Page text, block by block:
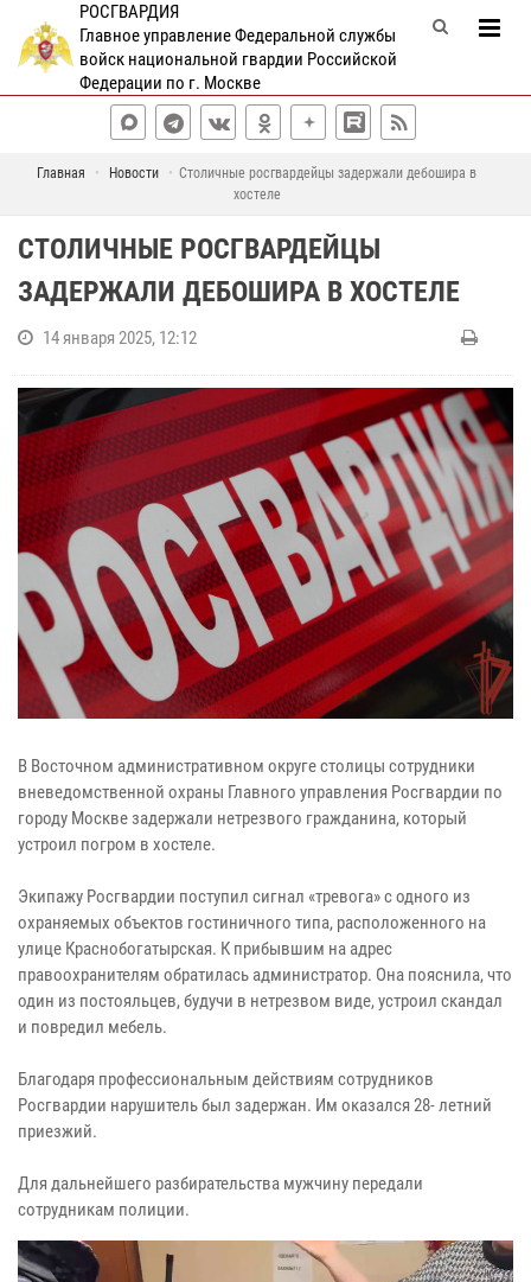
РОСГВАРДИЯ
Главное управление Федеральной службы
войск национальной гвардии Российской
Федерации по г. Москве
Главная Новости
Столичные росгвардейцы задержали дебошира в
хостеле
СТОЛИЧНЫЕ РОСГВАРДЕЙЦЫ
ЗАДЕРЖАЛИ ДЕБОШИРА В ХОСТЕЛЕ
14 января 2025, 12:12
В Восточном административном округе столицы сотрудники
вневедомственной охраны Главного управления Росгвардии по
городу Москве задержали нетрезвого гражданина, который
устроил погром в хостеле.
Экипажу Росгвардии поступил сигнал «тревога» с одного из
охраняемых объектов гостиничного типа, расположенного на
улице Краснобогатырская. К прибывшим на адрес
правоохранителям обратилась администратор. Она пояснила, что
один из постояльцев, будучи в нетрезвом виде, устроил скандал
и повредил мебель.
Благодаря профессиональным действиям сотрудников
Росгвардии нарушитель был задержан. Им оказался 28- летний
приезжий.
Для дальнейшего разбирательства мужчину передали
сотрудникам полиции.